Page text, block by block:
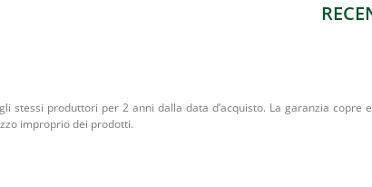
produttori per 2 anni dalla data d’acquisto. La garanzia
improprio dei prodotti.